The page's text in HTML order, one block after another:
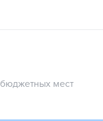
бюджетных мест